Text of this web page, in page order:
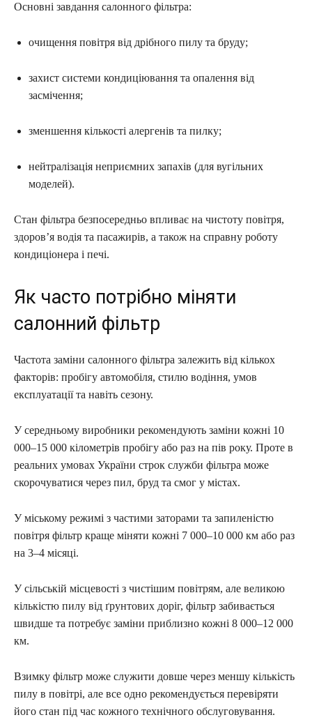
Основні завдання салонного фільтра:
очищення повітря від дрібного пилу та бруду;
захист системи кондиціювання та опалення від
засмічення;
зменшення кількості алергенів та пилку;
нейтралізація неприємних запахів (для вугільних
моделей).
Стан фільтра безпосередньо впливає на чистоту повітря,
здоров’я водія та пасажирів, а також на справну роботу
кондиціонера і печі.
Як часто потрібно міняти
салонний фільтр
Частота заміни салонного фільтра залежить від кількох
факторів: пробігу автомобіля, стилю водіння, умов
експлуатації та навіть сезону.
У середньому виробники рекомендують заміни кожні 10
000–15 000 кілометрів пробігу або раз на пів року. Проте в
реальних умовах України строк служби фільтра може
скорочуватися через пил, бруд та смог у містах.
У міському режимі з частими заторами та запиленістю
повітря фільтр краще міняти кожні 7 000–10 000 км або раз
на 3–4 місяці.
У сільській місцевості з чистішим повітрям, але великою
кількістю пилу від ґрунтових доріг, фільтр забивається
швидше та потребує заміни приблизно кожні 8 000–12 000
км.
Взимку фільтр може служити довше через меншу кількість
пилу в повітрі, але все одно рекомендується перевіряти
його стан під час кожного технічного обслуговування.